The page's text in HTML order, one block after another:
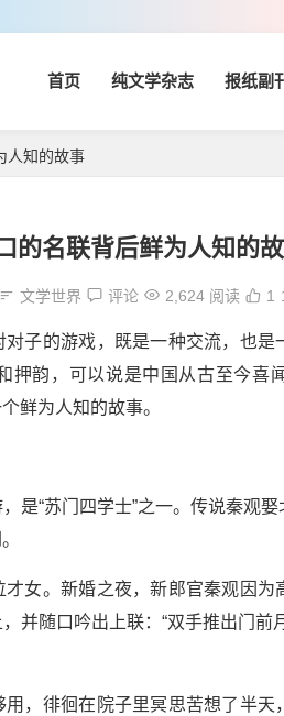
首页 纯文学杂志 报纸副
人知的故事
的名联背后鲜为人知的
文学世界 评论 2,624 阅读 1
子的游戏，既是一种交流，也是
押韵，可以说是中国从古至今喜
鲜为人知的故事。
是“苏门四学士”之一。传说秦观
女。新婚之夜，新郎官秦观因
并随口吟出上联：“双手推出门前
，徘徊在院子里冥思苦想了半